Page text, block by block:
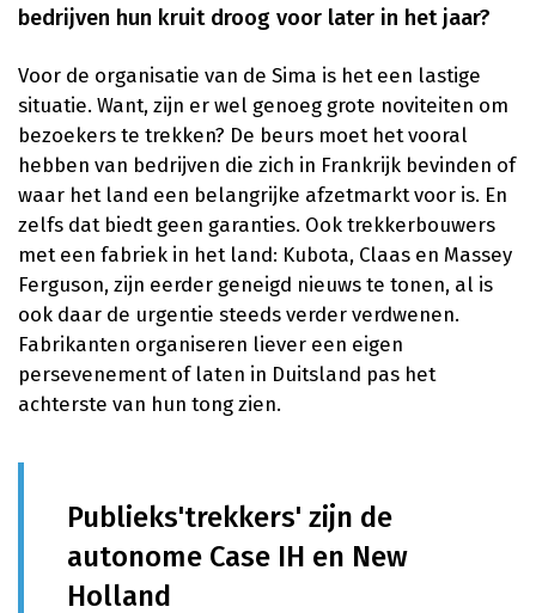
bedrijven hun kruit droog voor later in het jaar?
Voor de organisatie van de Sima is het een lastige
situatie. Want, zijn er wel genoeg grote noviteiten om
bezoekers te trekken? De beurs moet het vooral
hebben van bedrijven die zich in Frankrijk bevinden of
waar het land een belangrijke afzetmarkt voor is. En
zelfs dat biedt geen garanties. Ook trekkerbouwers
met een fabriek in het land: Kubota, Claas en Massey
Ferguson, zijn eerder geneigd nieuws te tonen, al is
ook daar de urgentie steeds verder verdwenen.
Fabrikanten organiseren liever een eigen
persevenement of laten in Duitsland pas het
achterste van hun tong zien.
Publieks'trekkers' zijn de
autonome Case IH en New
Holland